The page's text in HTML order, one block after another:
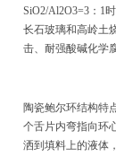
SiO2/Al2O3=3 ： 1
长石玻璃和高岭土
击、耐强酸碱化学
陶瓷鲍尔环结构特
个舌片内弯指向环
洒到填料上的液体